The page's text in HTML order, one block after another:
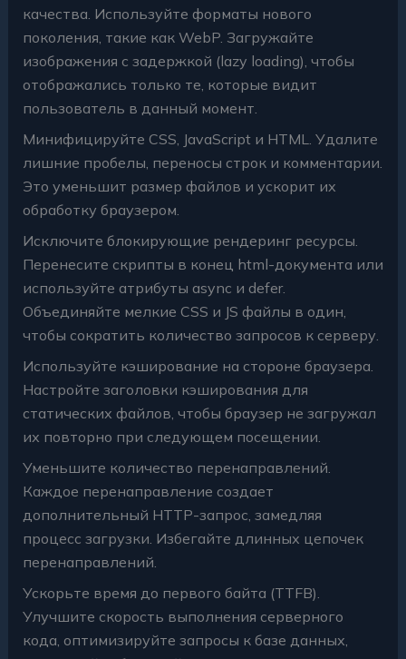
качества. Используйте форматы нового
поколения, такие как WebP. Загружайте
изображения с задержкой (lazy loading), чтобы
отображались только те, которые видит
пользователь в данный момент.
Минифицируйте CSS, JavaScript и HTML. Удалите
лишние пробелы, переносы строк и комментарии.
Это уменьшит размер файлов и ускорит их
обработку браузером.
Исключите блокирующие рендеринг ресурсы.
Перенесите скрипты в конец html-документа или
используйте атрибуты async и defer.
Объединяйте мелкие CSS и JS файлы в один,
чтобы сократить количество запросов к серверу.
Используйте кэширование на стороне браузера.
Настройте заголовки кэширования для
статических файлов, чтобы браузер не загружал
их повторно при следующем посещении.
Уменьшите количество перенаправлений.
Каждое перенаправление создает
дополнительный HTTP-запрос, замедляя
процесс загрузки. Избегайте длинных цепочек
перенаправлений.
Ускорьте время до первого байта (TTFB).
Улучшите скорость выполнения серверного
кода, оптимизируйте запросы к базе данных,